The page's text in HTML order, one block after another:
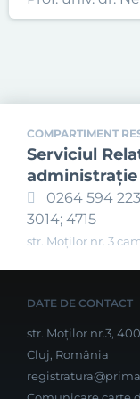
COMPARTIMENT
Serviciul
administraţie
0264 594
3014; 4715
str. Moților nr. 3
DATE DE CONTACT
str. Moților nr.3,
Cluj, România